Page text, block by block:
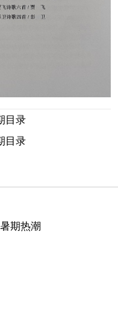
目录
目录
期热潮